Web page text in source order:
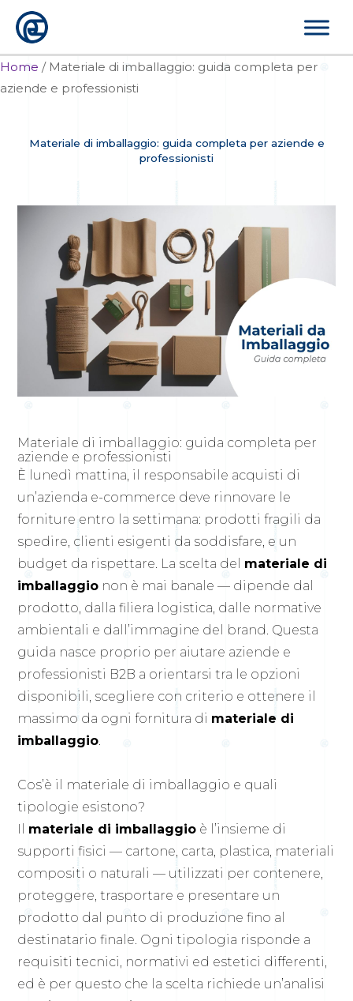
Home / Materiale di imballaggio: guida completa per
aziende e professionisti
Materiale di imballaggio: guida completa per aziende e
professionisti
Materiale di imballaggio: guida completa per
aziende e professionisti
È lunedì mattina, il responsabile acquisti di
un’azienda e-commerce deve rinnovare le
forniture entro la settimana: prodotti fragili da
spedire, clienti esigenti da soddisfare, e un
budget da rispettare. La scelta del materiale di
imballaggio non è mai banale — dipende dal
prodotto, dalla filiera logistica, dalle normative
ambientali e dall’immagine del brand. Questa
guida nasce proprio per aiutare aziende e
professionisti B2B a orientarsi tra le opzioni
disponibili, scegliere con criterio e ottenere il
massimo da ogni fornitura di materiale di
imballaggio
Cos’è il materiale di imballaggio e quali
tipologie esistono?
Il materiale di imballaggio è l’insieme di
supporti fisici — cartone, carta, plastica, materiali
compositi o naturali — utilizzati per contenere,
proteggere, trasportare e presentare un
prodotto dal punto di produzione fino al
destinatario finale. Ogni tipologia risponde a
requisiti tecnici, normativi ed estetici differenti,
ed è per questo che la scelta richiede un’analisi